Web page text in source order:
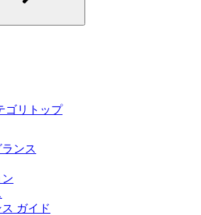
ゴリトップ
ンス
ガイド